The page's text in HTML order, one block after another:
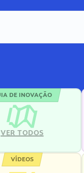
DE INOVAÇÃO
VER TODOS
VÍDEOS